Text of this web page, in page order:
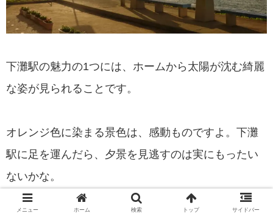
下灘駅の魅力の1つには、ホームから太陽が沈む綺麗
な姿が見られることです。
オレンジ色に染まる景色は、感動ものですよ。下灘
駅に足を運んだら、夕景を見逃すのは実にもったい
ないかな。
メニュー ホーム 検索 トップ サイドバー